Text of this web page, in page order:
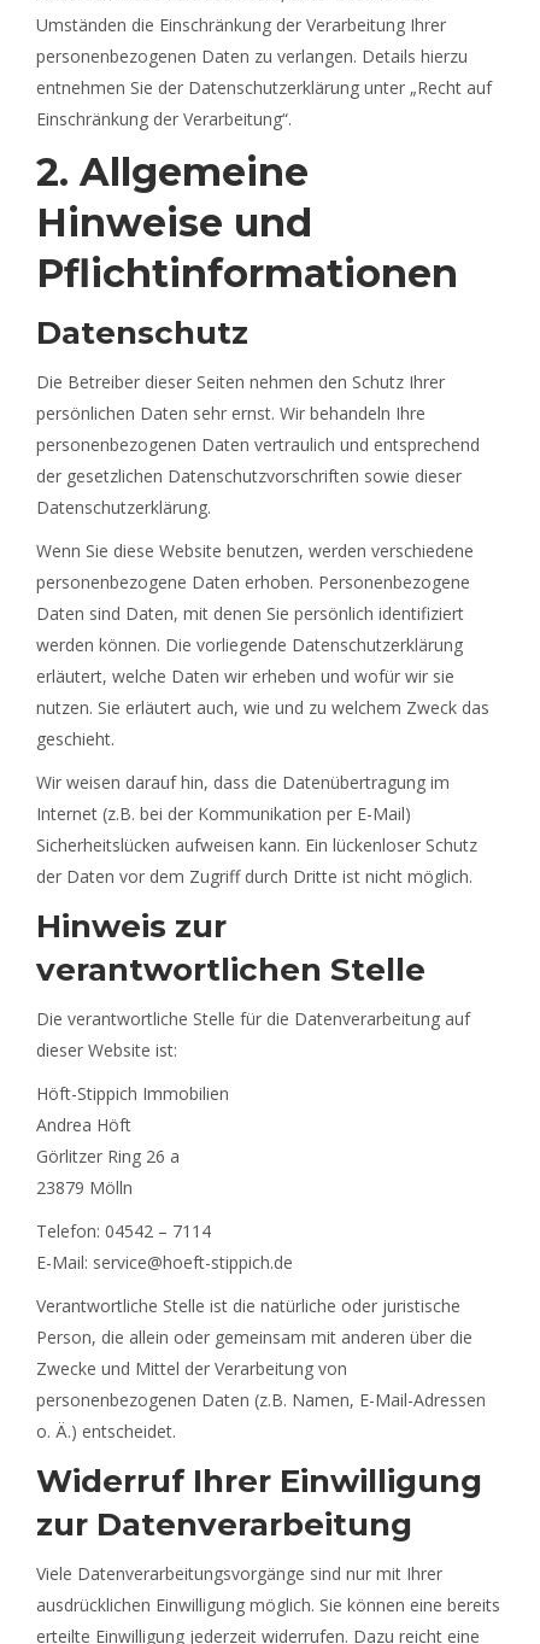
Umständen die Einschränkung der Verarbeitung Ihrer
personenbezogenen Daten zu verlangen. Details hierzu
entnehmen Sie der Datenschutzerklärung unter „Recht auf
Einschränkung der Verarbeitung“.
2. Allgemeine
Hinweise und
Pflichtinformationen
Datenschutz
Die Betreiber dieser Seiten nehmen den Schutz Ihrer
persönlichen Daten sehr ernst. Wir behandeln Ihre
personenbezogenen Daten vertraulich und entsprechend
der gesetzlichen Datenschutzvorschriften sowie dieser
Datenschutzerklärung.
Wenn Sie diese Website benutzen, werden verschiedene
personenbezogene Daten erhoben. Personenbezogene
Daten sind Daten, mit denen Sie persönlich identifiziert
werden können. Die vorliegende Datenschutzerklärung
erläutert, welche Daten wir erheben und wofür wir sie
nutzen. Sie erläutert auch, wie und zu welchem Zweck das
geschieht.
Wir weisen darauf hin, dass die Datenübertragung im
Internet (z.B. bei der Kommunikation per E-Mail)
Sicherheitslücken aufweisen kann. Ein lückenloser Schutz
der Daten vor dem Zugriff durch Dritte ist nicht möglich.
Hinweis zur
verantwortlichen Stelle
Die verantwortliche Stelle für die Datenverarbeitung auf
dieser Website ist:
Höft-Stippich Immobilien
Andrea Höft
Görlitzer Ring 26 a
23879 Mölln
Telefon: 04542 – 7114
E-Mail: service@hoeft-stippich.de
Verantwortliche Stelle ist die natürliche oder juristische
Person, die allein oder gemeinsam mit anderen über die
Zwecke und Mittel der Verarbeitung von
personenbezogenen Daten (z.B. Namen, E-Mail-Adressen
o. Ä.) entscheidet.
Widerruf Ihrer Einwilligung
zur Datenverarbeitung
Viele Datenverarbeitungsvorgänge sind nur mit Ihrer
ausdrücklichen Einwilligung möglich. Sie können eine bereits
erteilte Einwilligung jederzeit widerrufen. Dazu reicht eine